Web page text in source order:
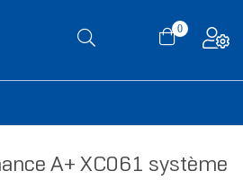
0
A+ XC061 système